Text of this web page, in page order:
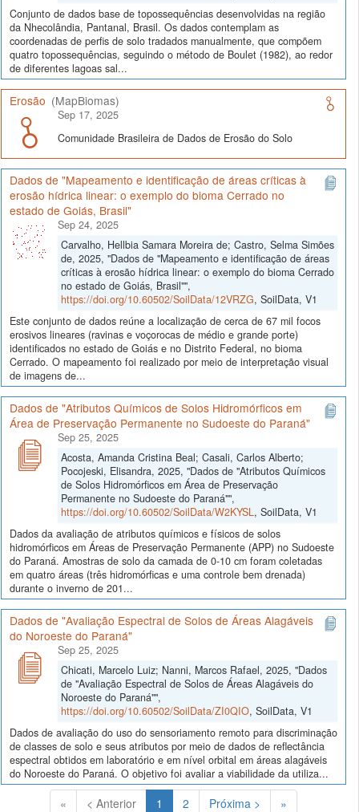
Conjunto de dados base de topossequências desenvolvidas na região
da Nhecolândia, Pantanal, Brasil. Os dados contemplam as
coordenadas de perfis de solo tradados manualmente, que compõem
quatro topossequências, seguindo o método de Boulet (1982), ao redor
de diferentes lagoas sal...
Erosão (MapBiomas)
Sep 17, 2025
Comunidade Brasileira de Dados de Erosão do Solo
Dados de "Mapeamento e identificação de áreas críticas à
erosão hídrica linear: o exemplo do bioma Cerrado no
estado de Goiás, Brasil"
Sep 24, 2025
Carvalho, Hellbia Samara Moreira de; Castro, Selma Simões
de, 2025, "Dados de "Mapeamento e identificação de áreas
críticas à erosão hídrica linear: o exemplo do bioma Cerrado
no estado de Goiás, Brasil"",
https://doi.org/10.60502/SoilData/12VRZG, SoilData, V1
Este conjunto de dados reúne a localização de cerca de 67 mil focos
erosivos lineares (ravinas e voçorocas de médio e grande porte)
identificados no estado de Goiás e no Distrito Federal, no bioma
Cerrado. O mapeamento foi realizado por meio de interpretação visual
de imagens de...
Dados de "Atributos Químicos de Solos Hidromórficos em
Área de Preservação Permanente no Sudoeste do Paraná"
Sep 25, 2025
Acosta, Amanda Cristina Beal; Casali, Carlos Alberto;
Pocojeski, Elisandra, 2025, "Dados de "Atributos Químicos
de Solos Hidromórficos em Área de Preservação
Permanente no Sudoeste do Paraná"",
https://doi.org/10.60502/SoilData/W2KYSL, SoilData, V1
Dados da avaliação de atributos químicos e físicos de solos
hidromórficos em Áreas de Preservação Permanente (APP) no Sudoeste
do Paraná. Amostras de solo da camada de 0-10 cm foram coletadas
em quatro áreas (três hidromórficas e uma controle bem drenada)
durante o inverno de 201...
Dados de "Avaliação Espectral de Solos de Áreas Alagáveis
do Noroeste do Paraná"
Sep 25, 2025
Chicati, Marcelo Luiz; Nanni, Marcos Rafael, 2025, "Dados
de "Avaliação Espectral de Solos de Áreas Alagáveis do
Noroeste do Paraná"",
https://doi.org/10.60502/SoilData/ZI0QIO, SoilData, V1
Dados de avaliação do uso do sensoriamento remoto para discriminação
de classes de solo e seus atributos por meio de dados de reflectância
espectral obtidos em laboratório e em nível orbital em áreas alagáveis
do Noroeste do Paraná. O objetivo foi avaliar a viabilidade da utiliza...
« < Anterior 1 (Atual)
2 Próxima > »